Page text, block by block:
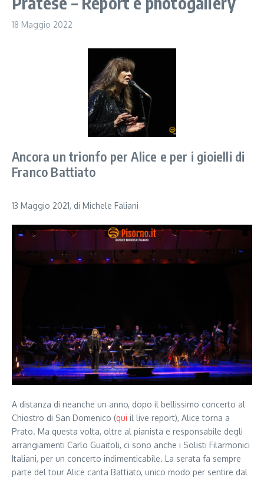
18 Maggio 2022
Ancora un trionfo per Alice e per i gioielli di
Franco Battiato
13 Maggio 2021, di Michele Faliani
A distanza di neanche un anno, dopo il bellissimo concerto al
Chiostro di San Domenico (qui il live report), Alice torna a
Prato. Ma questa volta, oltre al pianista e responsabile degli
arrangiamenti Carlo Guaitoli, ci sono anche i Solisti Filarmonici
Italiani, per un concerto indimenticabile. La serata fa sempre
parte del tour Alice canta Battiato, unico modo per sentire dal